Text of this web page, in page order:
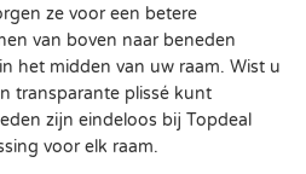
ze voor een betere
van boven naar beneden
het midden van uw raam. Wist u
transparante plissé kunt
zijn eindeloos bij Topdeal
voor elk raam.